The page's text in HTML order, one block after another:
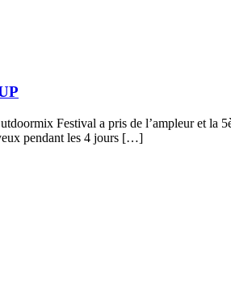
Festival a pris de l’ampleur et la
pendant les 4 jours […]